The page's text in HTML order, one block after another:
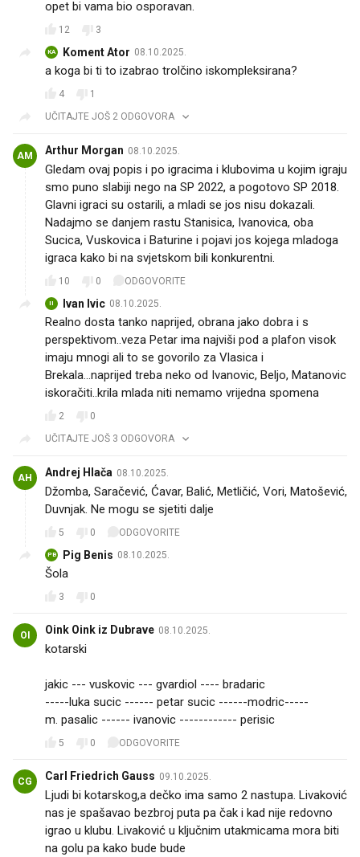
opet bi vama bio osporavan.
12 3
KA Koment Ator 08.10.2025.
a koga bi ti to izabrao trolčino iskompleksirana?
4
1
UČITAJTE JOŠ 2 ODGOVORA
AM Arthur Morgan 08.10.2025.
Gledam ovaj popis i po igracima i klubovima u kojim igraju
smo puno slabiji nego na SP 2022, a pogotovo SP 2018.
Glavni igraci su ostarili, a mladi se jos nisu dokazali.
Nadajmo se danjem rastu Stanisica, Ivanovica, oba
Sucica, Vuskovica i Baturine i pojavi jos kojega mladoga
igraca kako bi na svjetskom bili konkurentni.
10 0 ODGOVORITE
II Ivan Ivic 08.10.2025.
Realno dosta tanko naprijed, obrana jako dobra i s
perspektivom..veza Petar ima najviši pod a plafon visok
imaju mnogi ali to se govorilo za Vlasica i
Brekala...naprijed treba neko od Ivanovic, Beljo, Matanovic
iskoračiti..krila mlada niti nemamo vrijedna spomena
2
0
UČITAJTE JOŠ 3 ODGOVORA
AH Andrej Hlača 08.10.2025.
Džomba, Saračević, Ćavar, Balić, Metličić, Vori, Matošević,
Duvnjak. Ne mogu se sjetiti dalje
5 0 ODGOVORITE
PB Pig Benis 08.10.2025.
Šola
3 0
OI Oink Oink iz Dubrave 08.10.2025.
kotarski
jakic --- vuskovic --- gvardiol ---- bradaric
-----luka sucic ------ petar sucic ------modric-----
m. pasalic ------ ivanovic ------------ perisic
5 0 ODGOVORITE
CG Carl Friedrich Gauss 09.10.2025.
Ljudi bi kotarskog,a dečko ima samo 2 nastupa. Livaković
nas je spašavao bezbroj puta pa čak i kad nije redovno
igrao u klubu. Livaković u ključnim utakmicama mora biti
na golu pa kako bude bude